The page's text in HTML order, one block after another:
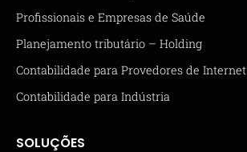
Profissionais e Empresas de Saúde
Planejamento tributário – Holding
Contabilidade para Provedores de Internet
Contabilidade para Indústria
SOLUÇÕES